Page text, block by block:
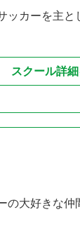
ッカーを主と
スクール詳
の大好きな仲